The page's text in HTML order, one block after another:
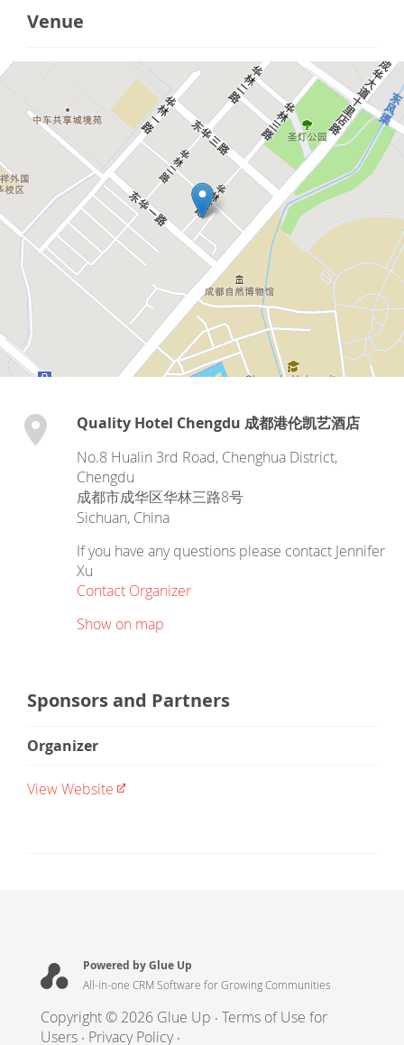
Venue
Quality Hotel Chengdu 成都港伦凯艺酒店
No.8 Hualin 3rd Road, Chenghua District,
Chengdu
成都市成华区华林三路8号
Sichuan, China
If you have any questions please contact Jennifer
Xu
Contact Organizer
Show on map
Sponsors and Partners
Organizer
View Website
Powered by Glue Up
All-in-one CRM Software for Growing Communities
Copyright © 2026 Glue Up Terms of Use for
Users
Privacy Policy